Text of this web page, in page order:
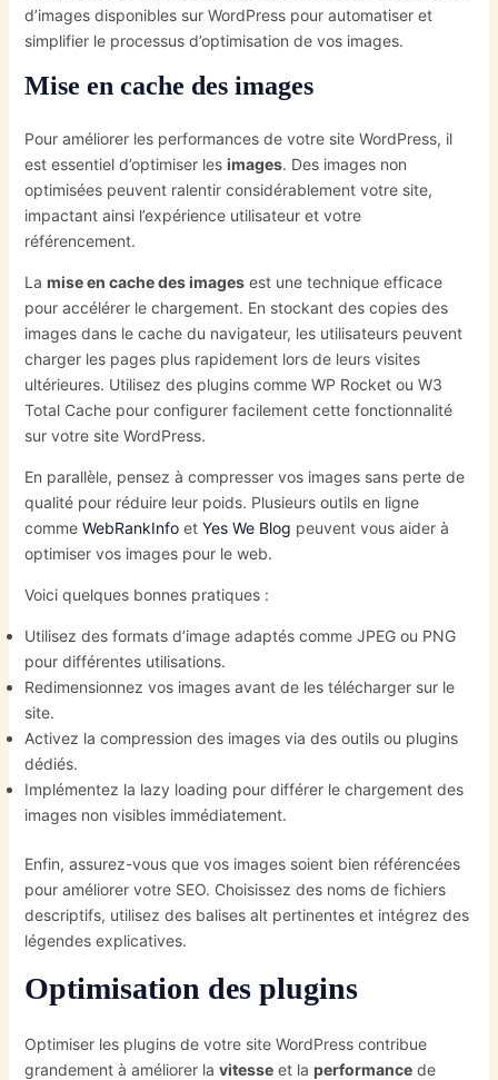
d’images disponibles sur WordPress pour automatiser et
simplifier le processus d’optimisation de vos images.
Mise en cache des images
Pour améliorer les performances de votre site WordPress, il
est essentiel d’optimiser les images. Des images non
optimisées peuvent ralentir considérablement votre site,
impactant ainsi l’expérience utilisateur et votre
référencement.
La mise en cache des imagesest une technique efficace
pour accélérer le chargement. En stockant des copies des
images dans le cache du navigateur, les utilisateurs peuvent
charger les pages plus rapidement lors de leurs visites
ultérieures. Utilisez des plugins comme WP Rocket ou W3
Total Cache pour configurer facilement cette fonctionnalité
sur votre site WordPress.
En parallèle, pensez à compresser vos images sans perte de
qualité pour réduire leur poids. Plusieurs outils en ligne
comme WebRankInfoet Yes We Blog peuvent vous aider à
optimiser vos images pour le web.
Voici quelques bonnes pratiques :
Utilisez des formats d’image adaptés comme JPEG ou PNG
pour différentes utilisations.
Redimensionnez vos images avant de les télécharger sur le
site.
Activez la compression des images via des outils ou plugins
dédiés.
Implémentez la lazy loading pour différer le chargement des
images non visibles immédiatement.
Enfin, assurez-vous que vos images soient bien référencées
pour améliorer votre SEO. Choisissez des noms de fichiers
descriptifs, utilisez des balises alt pertinentes et intégrez des
légendes explicatives.
Optimisation des plugins
Optimiser les plugins de votre site WordPress contribue
grandement à améliorer la vitesseet la performancede